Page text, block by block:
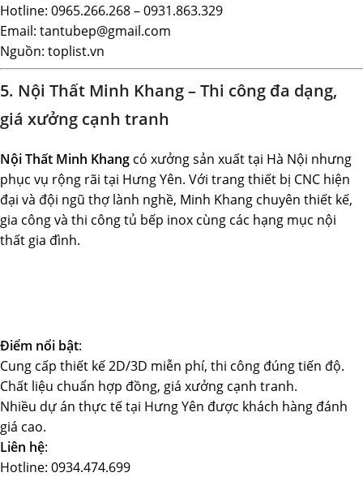
Hotline: 0965.266.268 – 0931.863.329
Email: tantubep@gmail.com
Nguồn: toplist.vn
5. Nội Thất Minh Khang – Thi công đa dạng,
giá xưởng cạnh tranh
Nội Thất Minh Khang có xưởng sản xuất tại Hà Nội nhưng
phục vụ rộng rãi tại Hưng Yên. Với trang thiết bị CNC hiện
đại và đội ngũ thợ lành nghề, Minh Khang chuyên thiết kế,
gia công và thi công tủ bếp inox cùng các hạng mục nội
thất gia đình.
Điểm nổi bật:
Cung cấp thiết kế 2D/3D miễn phí, thi công đúng tiến độ.
Chất liệu chuẩn hợp đồng, giá xưởng cạnh tranh.
Nhiều dự án thực tế tại Hưng Yên được khách hàng đánh
giá cao.
Liên hệ:
Hotline: 0934.474.699